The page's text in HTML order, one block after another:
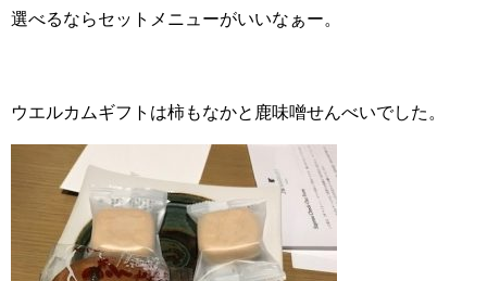
選べるならセットメニューがいいなぁー。
ウエルカムギフトは柿もなかと鹿味噌せんべいでした。